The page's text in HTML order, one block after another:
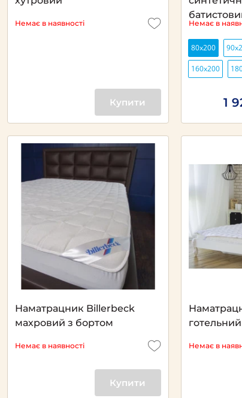
Немає в наявності
Купити
Немає в
80х200
160х200
1
Наматрацник Billerbeck
махровий з бортом
Немає в наявності
Купити
Немає в